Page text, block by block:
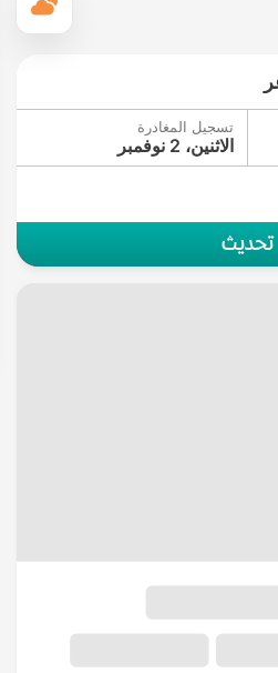
تسجيل المغادرة
الاثنين، 2 نوفمبر
تحديث